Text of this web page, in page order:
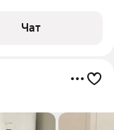
Чат